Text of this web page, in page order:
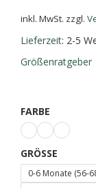
inkl. MwSt. zzgl.
Lieferzeit: 2-5
Größenratgeber
FARBE
GRÖSSE
0-6 Monate (56-